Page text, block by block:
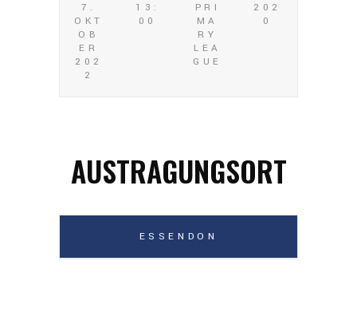
7.
OKT
OB
ER
202
2
13:
00
PRI
MA
RY
LEA
GUE
202
0
AUSTRAGUNGSORT
ESSENDON